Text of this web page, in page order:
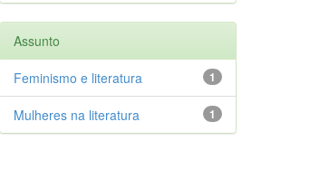
Assunto
1
Feminismo e literatura
1
Mulheres na literatura